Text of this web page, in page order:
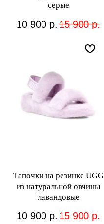
серые
10 900 р. 15 900 р.
Тапочки на резинке UGG
из натуральной овчины
лавандовые
10 900 р. 15 900 р.